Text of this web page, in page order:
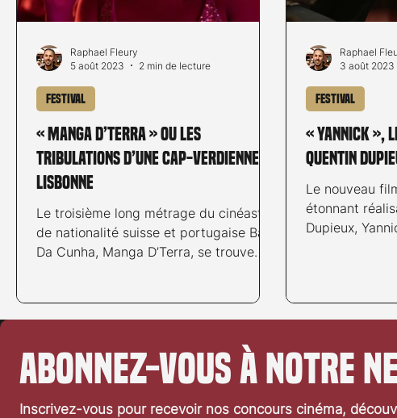
« Manga D’Terra » ou les
tribulations d’une Cap-verdienne à
Lisbonne
Le troisième long métrage du cinéaste
de nationalité suisse et portugaise Basil
Da Cunha, Manga D’Terra, se trouve
Festival
Raphael Fleury
5 août 2023
2 min de lecture
« Yannick »,
Quentin
Le nouveau
étonnant
Dupieux,
Festival
Raphael
3 août 2023
Abonnez-vous à notre
Inscrivez-vous pour recevoir nos concours cinéma,